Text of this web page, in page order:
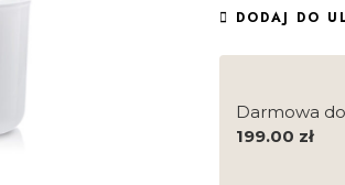
DODAJ DO
Darmowa
199.00 zł